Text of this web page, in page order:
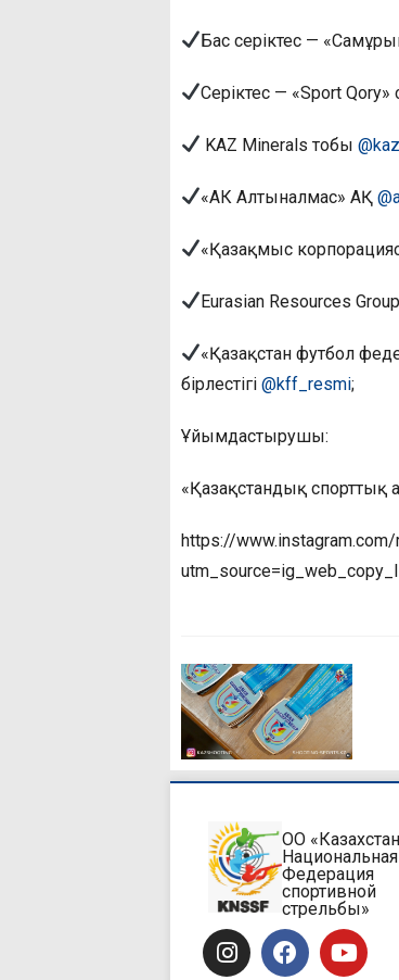
Бас серіктес —
Серіктес — «Sport
KAZ Minerals тобы
«АК Алтыналмас» АҚ
«Қазақмыс
Eurasian Resources
«Қазақстан футбол
бірлестігі @kff_resmi;
Ұйымдастырушы:
«Қазақстандық спорттық
https://
ОО
Национальная
Федерация
спортивной
стрельбы»